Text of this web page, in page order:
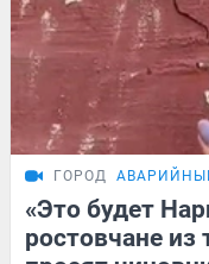
ГОРОД
«Это будет
ростовчане из